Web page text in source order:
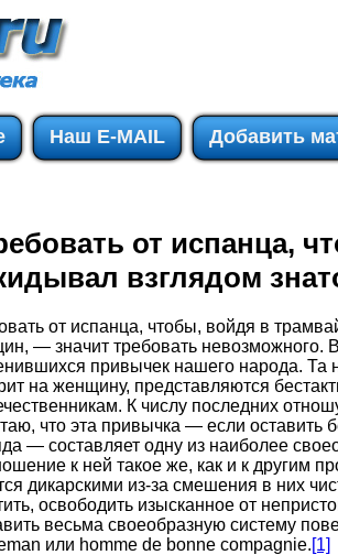
Наш E-MAIL Добавить
от испанца,
взглядом
от испанца, чтобы, войдя в
— значит требовать невозможного.
привычек нашего народа. Та
на женщину, представляются
К числу последних
что эта привычка — если оставить
— составляет одну из наиболее
к ней такое же, как и к другим
дикарскими из-за смешения в них
освободить изысканное от
весьма своеобразную систему
или homme de bonne compagnie.[1]